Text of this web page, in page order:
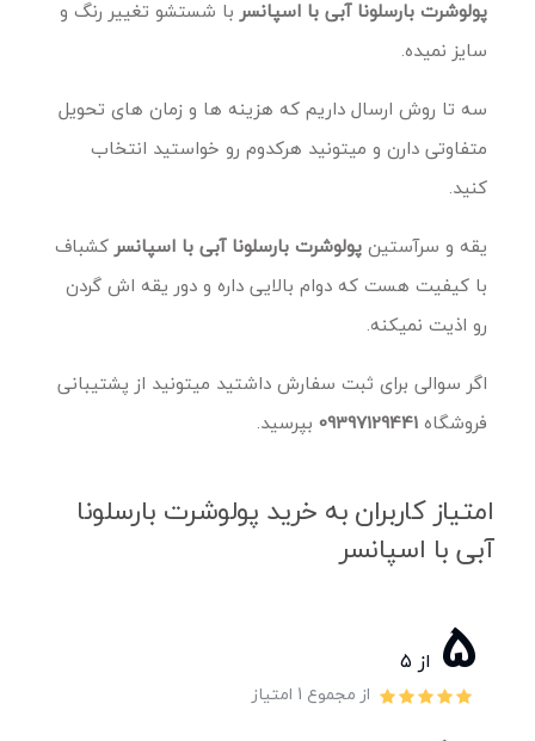
پولوشرت بارسلونا آبی با اسپانسر با شستشو تغییر رنگ و
سایز نمیده.
سه تا روش ارسال داریم که هزینه ها و زمان های تحویل
متفاوتی دارن و میتونید هرکدوم رو خواستید انتخاب
کنید.
یقه و سرآستینپولوشرت بارسلونا آبی با اسپانسر کشباف
با کیفیت هست که دوام بالایی داره و دور یقه اش گردن
رو اذیت نمیکنه.
اگر سوالی برای ثبت سفارش داشتید میتونید از پشتیبانی
فروشگاه09397129441 بپرسید.
امتیاز کاربران به خرید پولوشرت بارسلونا
آبی با اسپانسر
5 از ۵
از مجموع 1 امتیاز